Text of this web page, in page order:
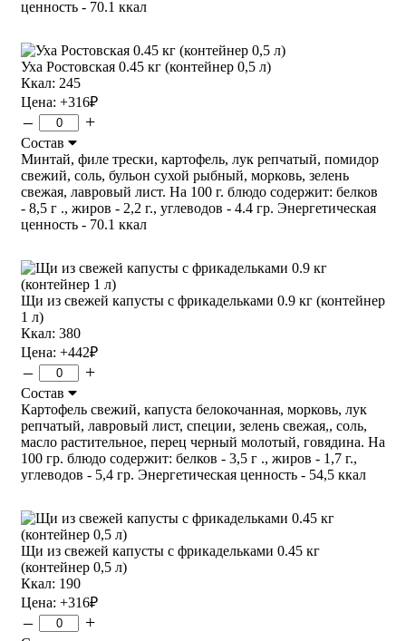
ценность - 70.1 ккал
Уха Ростовская 0.45 кг (контейнер 0,5 л)
Ккал: 245
Цена: +316₽
– +
Состав
Минтай, филе трески, картофель, лук репчатый, помидор
свежий, соль, бульон сухой рыбный, морковь, зелень
свежая, лавровый лист. На 100 г. блюдо содержит: белков
- 8,5 г ., жиров - 2,2 г., углеводов - 4.4 гр. Энергетическая
ценность - 70.1 ккал
Щи из свежей капусты с фрикадельками 0.9 кг (контейнер
1 л)
Ккал: 380
Цена: +442₽
– +
Состав
Картофель свежий, капуста белокочанная, морковь, лук
репчатый, лавровый лист, специи, зелень свежая,, соль,
масло растительное, перец черный молотый, говядина. На
100 гр. блюдо содержит: белков - 3,5 г ., жиров - 1,7 г.,
углеводов - 5,4 гр. Энергетическая ценность - 54,5 ккал
Щи из свежей капусты с фрикадельками 0.45 кг
(контейнер 0,5 л)
Ккал: 190
Цена: +316₽
– +